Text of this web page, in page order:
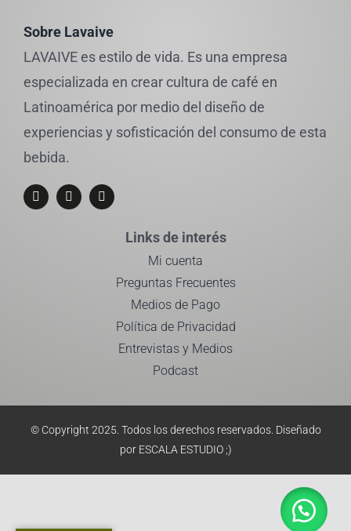
Sobre Lavaive
LAVAIVE es estilo de vida. Es una empresa
especializada en crear cultura de café en
Latinoamérica por medio del diseño de
experiencias y sofisticación del consumo de esta
bebida.
Links de interés
Mi cuenta
Preguntas Frecuentes
Medios de Pago
Política de Privacidad
Entrevistas y Medios
Podcast
© Copyright 2025. Todos los derechos reservados. Diseñado
por ESCALA ESTUDIO;)